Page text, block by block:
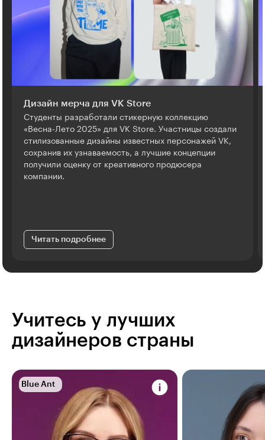
Дизайн мерча для VK Store
Студенты разработали стикерную коллекцию
«Весна-Лето 2025» для VK Store. Участницы создали
стилизованные дизайны известных персонажей VK,
сохранив их узнаваемость, а лучшие концепции
получили оценку от креативного продюсера
компании.
Читать подробнее
Учитесь у лучших
дизайнеров страны
Blue Ant